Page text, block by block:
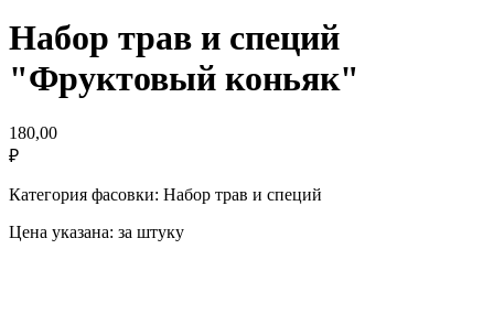
Набор трав и специй
"Фруктовый коньяк"
180,00
₽
Категория фасовки: Набор трав и специй
Цена указана: за штуку